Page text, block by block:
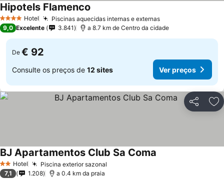
4 EstrelasHotel Piscinas aquecidas internas e externasVer preços
Hipotels Flamenco
9,0 Excelente 3.841 a 8.7 km de Centro da cidade
De € 92
Consulte os preços de 12 sites Ver preços
Partilhar
2 Estrelas
Hotel Piscina exterior sazonal
BJ Apartamentos Club Sa Coma
7,1 1.208 a 0.4 km da praia